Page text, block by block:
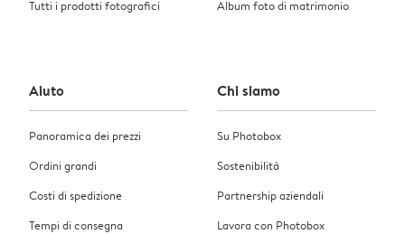
Tutti i prodotti fotografici
Album foto di matrimonio
Aiuto
Panoramica dei prezzi
Ordini grandi
Costi di spedizione
Tempi di consegna
Chi siamo
Su Photobox
Sostenibilità
Partnership aziendali
Lavora con Photobox